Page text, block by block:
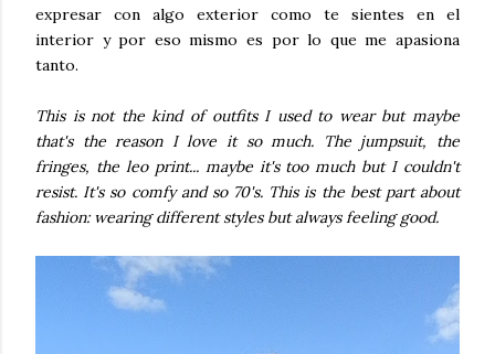
expresar con algo exterior como te sientes en el
interior y por eso mismo es por lo que me apasiona
tanto.
This is not the kind of outfits I used to wear but maybe
that's the reason I love it so much. The jumpsuit, the
fringes, the leo print... maybe it's too much but I couldn't
resist. It's so comfy and so 70's. This is the best part about
fashion: wearing different styles but always feeling good.